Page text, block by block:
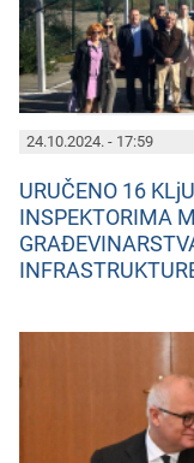
24.10.2024. - 17:59
URUČENO 16
INSPEKTORIMA